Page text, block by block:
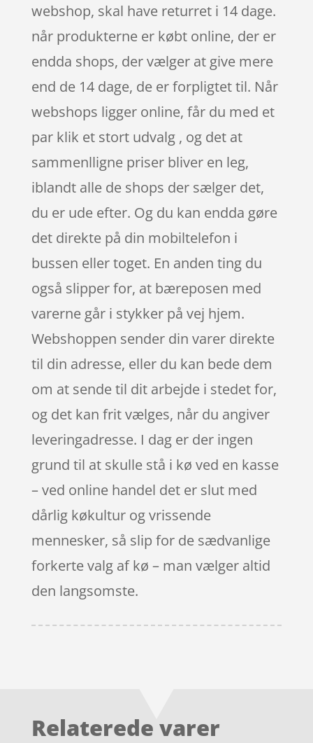
webshop, skal have returret i 14 dage.
når produkterne er købt online, der er
endda shops, der vælger at give mere
end de 14 dage, de er forpligtet til. Når
webshops ligger online, får du med et
par klik et stort udvalg , og det at
sammenlligne priser bliver en leg,
iblandt alle de shops der sælger det,
du er ude efter. Og du kan endda gøre
det direkte på din mobiltelefon i
bussen eller toget. En anden ting du
også slipper for, at bæreposen med
varerne går i stykker på vej hjem.
Webshoppen sender din varer direkte
til din adresse, eller du kan bede dem
om at sende til dit arbejde i stedet for,
og det kan frit vælges, når du angiver
leveringadresse. I dag er der ingen
grund til at skulle stå i kø ved en kasse
– ved online handel det er slut med
dårlig køkultur og vrissende
mennesker, så slip for de sædvanlige
forkerte valg af kø – man vælger altid
den langsomste.
Relaterede varer